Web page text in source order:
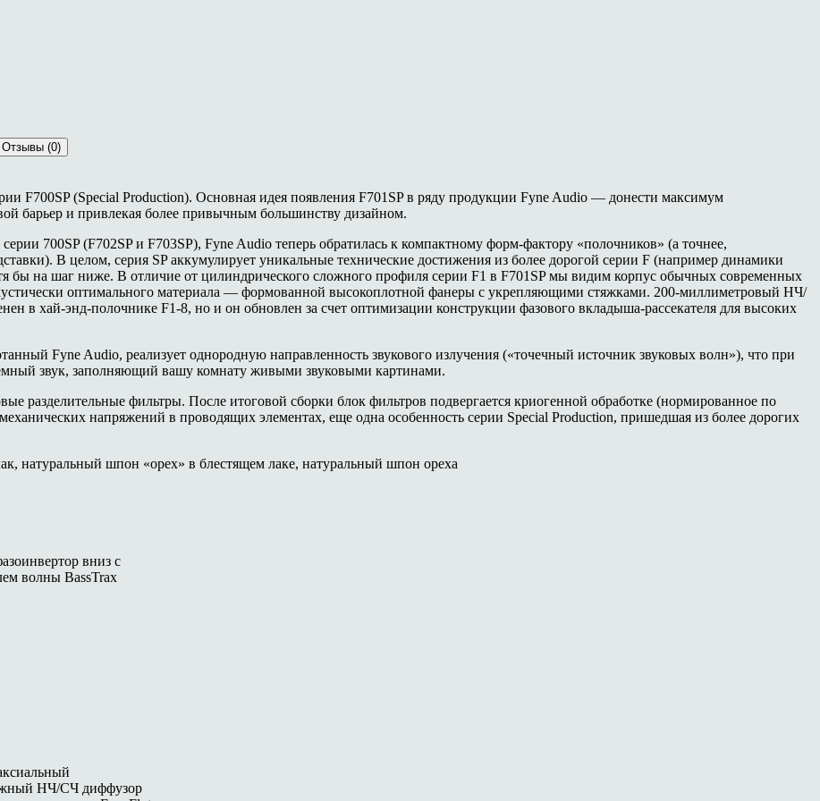
Отзывы (0)
F700SP (Special Production). Основная идея появления F701SP в ряду продукции Fyne Audio — донести максимум
барьер и привлекая более привычным большинству дизайном.
700SP (F702SP и F703SP), Fyne Audio теперь обратилась к компактному форм-фактору «полочников» (а точнее,
В целом, серия SP аккумулирует уникальные технические достижения из более дорогой серии F (например динамики
бы на шаг ниже. В отличие от цилиндрического сложного профиля серии F1 в F701SP мы видим корпус обычных современных
оптимального материала — формованной высокоплотной фанеры с укрепляющими стяжками. 200-миллиметровый НЧ/
в хай-энд-полочнике F1-8, но и он обновлен за счет оптимизации конструкции фазового вкладыша-рассекателя для высоких
Fyne Audio, реализует однородную направленность звукового излучения («точечный источник звуковых волн»), что при
звук, заполняющий вашу комнату живыми звуковыми картинами.
разделительные фильтры. После итоговой сборки блок фильтров подвергается криогенной обработке (нормированное по
напряжений в проводящих элементах, еще одна особенность серии Special Production, пришедшая из более дорогих
натуральный шпон «орех» в блестящем лаке, натуральный шпон ореха
вниз с
волны BassTrax
НЧ/СЧ диффузор